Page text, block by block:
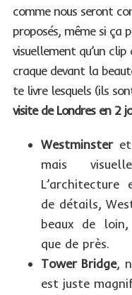
comme nous seront
proposés, même si ça
visuellement qu’un
craque devant la
te livre lesquels (ils
visite de Londres en 2
Westminsteret
mais
L’architecture
de détails,
beaux de
que de près.
Tower Bridge,
est juste